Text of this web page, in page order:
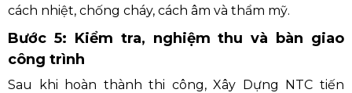
cách nhiệt, chống cháy, cách âm và thẩm mỹ.
Bước 5: Kiểm tra, nghiệm thu và bàn giao
công trình
Sau khi hoàn thành thi công, Xây Dựng NTC tiến